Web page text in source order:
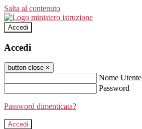
Salta al contenuto
Accedi
Accedi
button close ×
Nome Utente
Password
Password dimenticata?